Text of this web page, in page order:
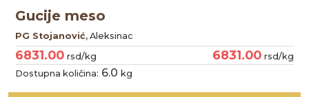
Gucije meso
PG Stojanović, Aleksinac
6831.00 rsd/kg 6831.00 rsd/kg
Dostupna količina: 6.0 kg